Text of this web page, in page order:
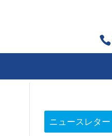
ニュースレター